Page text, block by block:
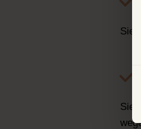
Sie
Sie